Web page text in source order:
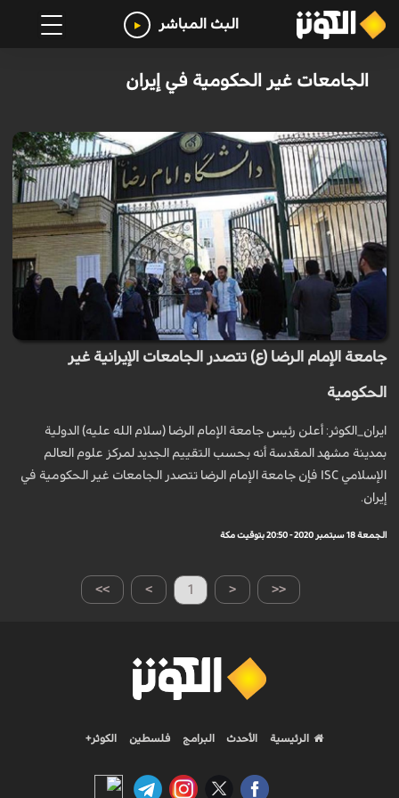
البث المباشر
الجامعات غیر الحکومية في إيران
جامعة الإمام الرضا (ع) تتصدر الجامعات الإيرانية غير
الحكومية
ايران_الكوثر: أعلن رئيس جامعة الإمام الرضا (سلام الله عليه) الدولية
بمدينة مشهد المقدسة أنه بحسب التقييم الجديد لمركز علوم العالم
الإسلامي ISC فإن جامعة الإمام الرضا تتصدر الجامعات غیر الحکومية في
إيران.
الجمعة 18 سبتمبر 2020 - 20:50 بتوقيت مكة
>> > 1 < <<
الرئيسية الأحدث البرامج فلسطين الكوثر+